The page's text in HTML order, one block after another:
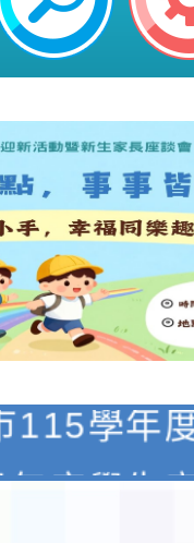
第1學
鐘點教
續甄選)
115學年
1份
度學生